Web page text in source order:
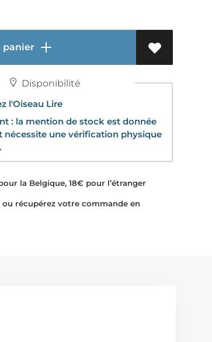
panier
Disponibilité
l'Oiseau Lire
: la mention de stock est donnée
nécessite une vérification physique
la Belgique, 18€ pour l’étranger
récupérez votre commande en